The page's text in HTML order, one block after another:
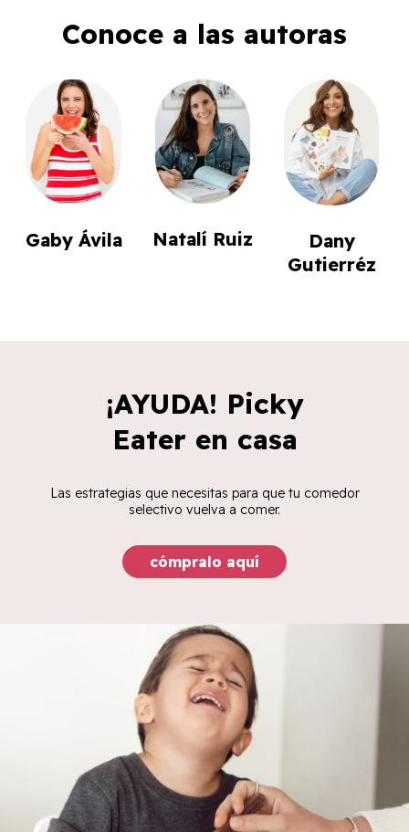
Conoce a las autoras
Gaby Ávila Natalí Ruiz
Dany
Gutierréz
¡AYUDA! Picky
Eater en casa
Las estrategias que necesitas para que tu comedor
selectivo vuelva a comer.
cómpralo aquí